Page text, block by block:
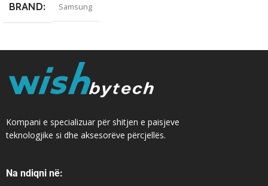
BRAND Samsung
Kompani e specializuar për shitjen e paisjeve
teknologjike si dhe aksesorëve përcjellës.
Na ndiqni në: